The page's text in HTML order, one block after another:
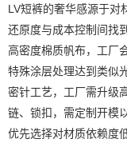
LV短裤的奢华感源于对
还原度与成本控制间找
高密度棉质帆布，工厂
特殊涂层处理达到类似
密针工艺，工厂需升级
链、锁扣，需定制开模
优先选择对材质依赖度